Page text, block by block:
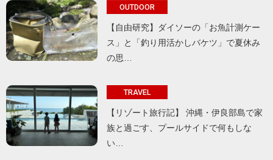
OUTDOOR
【自由研究】ダイソーの「お魚計測ケー
ス」と「釣り用活かしバケツ」で夏休み
の思…
TRAVEL
【リゾート旅行記】 沖縄・伊良部島で家
族と過ごす、プールサイドで何もしな
い…